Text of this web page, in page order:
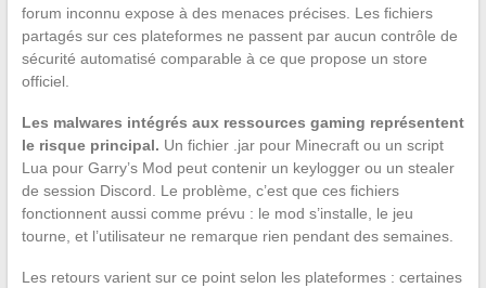
forum inconnu expose à des menaces précises. Les fichiers
partagés sur ces plateformes ne passent par aucun contrôle de
sécurité automatisé comparable à ce que propose un store
officiel.
Les malwares intégrés aux ressources gaming représentent
le risque principal. Un fichier .jar pour Minecraft ou un script
Lua pour Garry’s Mod peut contenir un keylogger ou un stealer
de session Discord. Le problème, c’est que ces fichiers
fonctionnent aussi comme prévu : le mod s’installe, le jeu
tourne, et l’utilisateur ne remarque rien pendant des semaines.
Les retours varient sur ce point selon les plateformes : certaines